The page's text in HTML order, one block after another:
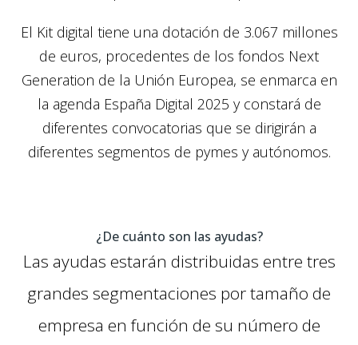
El Kit digital tiene una dotación de 3.067 millones
de euros, procedentes de los fondos Next
Generation de la Unión Europea, se enmarca en
la agenda España Digital 2025 y constará de
diferentes convocatorias que se dirigirán a
diferentes segmentos de pymes y autónomos.
¿De cuánto son las ayudas?
Las ayudas estarán distribuidas entre tres
grandes segmentaciones por tamaño de
empresa en función de su número de